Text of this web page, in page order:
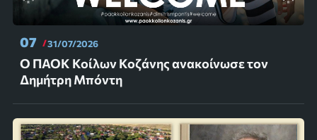
07 31/07/2026
Ο ΠΑΟΚ Κοίλων Κοζάνης ανακοίνωσε τον
Δημήτρη Μπόντη